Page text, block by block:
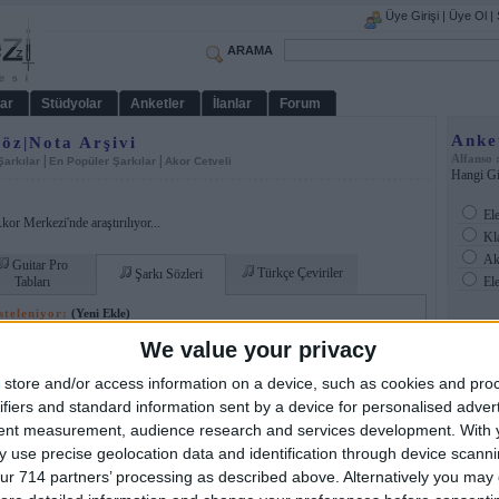
We value your privacy
store and/or access information on a device, such as cookies and
and standard information sent by a device for personalised
measurement, audience research and services development. With
use precise geolocation data and identification through device
714 partners’ processing as described above. Alternatively you
Üye Girişi | Üye Ol |
ARAMA
Stüdyolar Anketler İlanlar Forum
Arşivi
En Popüler Şarkılar Akor Cetveli
Merkezi'nde araştırılıyor...
Guitar Pro
Tabları
Şarkı Sözleri Türkçe Çeviriler
(Yeni Ekle)
Sözleri (14)
Alfanso
Hangi